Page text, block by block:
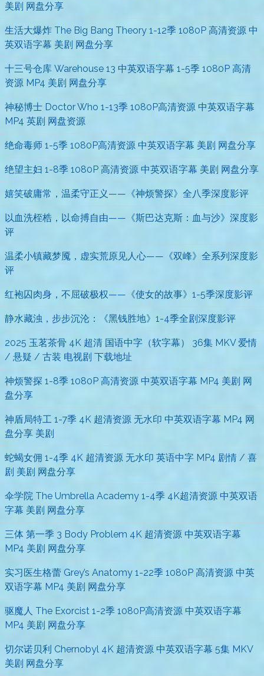
美剧 网盘分享
生活大爆炸 The Big Bang Theory 1-12季 1080P 高清资源 中
英双语字幕 美剧 网盘分享
十三号仓库 Warehouse 13 中英双语字幕 1-5季 1080P 高清
资源 MP4 美剧 网盘分享
神秘博士 Doctor Who 1-13季 1080P高清资源 中英双语字幕
MP4 英剧 网盘资源
绝命毒师 1-5季 1080P高清资源 中英双语字幕 美剧 网盘分享
绝望主妇 1-8季 1080P 高清资源 中英双语字幕 美剧 网盘分享
嬉笑破庸常，温柔守正义——《神烦警探》全八季深度影评
以血洗桎梏，以命搏自由——《斯巴达克斯：血与沙》深度影
评
温柔小镇藏梦魇，虚实荒原见人心——《双峰》全系列深度影
评
红袍囚肉身，不屈破极权——《使女的故事》1-5季深度影评
静水藏浊，步步沉沦：《黑钱胜地》1-4季全剧深度影评
2025 玉茗茶骨 4K 超清 国语中字（软字幕） 36集 MKV 爱情
/ 悬疑 / 古装 电视剧 下载地址
神烦警探 1-8季 1080P 高清资源 中英双语字幕 MP4 美剧 网
盘分享
神盾局特工 1-7季 4K 超清资源 无水印 中英双语字幕 MP4 网
盘分享 美剧
蛇蝎女佣 1-4季 4K 超清资源 无水印 英语中字 MP4 剧情 / 喜
剧 美剧 网盘分享
伞学院 The Umbrella Academy 1-4季 4K超清资源 中英双语
字幕 美剧 网盘分享
三体 第一季 3 Body Problem 4K 超清资源 中英双语字幕
MP4 美剧 网盘分享
实习医生格蕾 Grey’s Anatomy 1-22季 1080P 高清资源 中英
双语字幕 MP4 美剧 网盘分享
驱魔人 The Exorcist 1-2季 1080P高清资源 中英双语字幕
MP4 美剧 网盘分享
切尔诺贝利 Chernobyl 4K 超清资源 中英双语字幕 5集 MKV
美剧 网盘分享